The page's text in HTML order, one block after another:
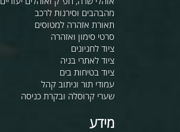
מהבהבים וסירנות לרכב
תאורת אזהרה למטוסים
סרטי סימון ואזהרה
ציוד לחניונים
ציוד לאתרי בניה
ציוד בטיחות בים
עמודי תור וניתוב קהל
שערי קרוסלה ובקרת כניסה
מידע